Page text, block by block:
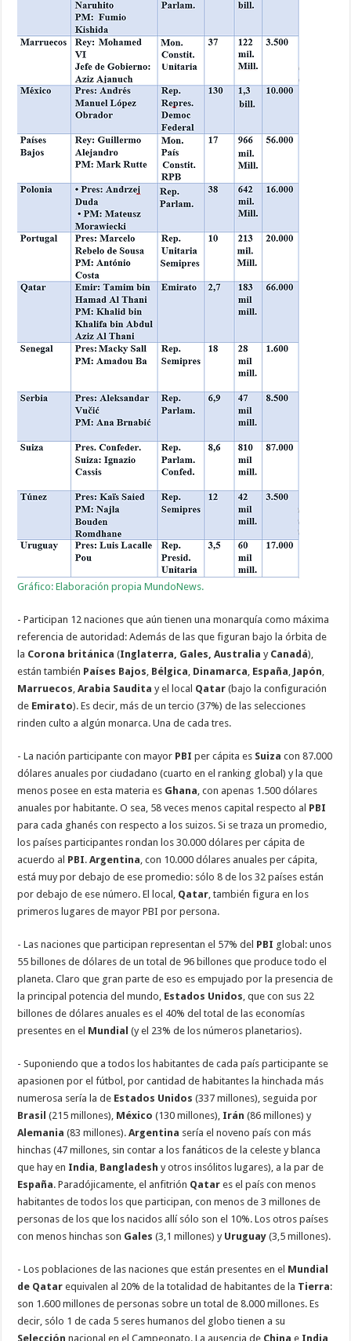
Gráfico: Elaboración propia MundoNews.
- Participan 12 naciones que aún tienen una monarquía como máxima
referencia de autoridad: Además de las que figuran bajo la órbita de
la Corona británica (Inglaterra, Gales, Australia y Canadá),
están también Países Bajos, Bélgica, Dinamarca, España, Japón,
Marruecos,Arabia Saudita y el local Qatar (bajo la configuración
de Emirato). Es decir, más de un tercio (37%) de las selecciones
rinden culto a algún monarca. Una de cada tres.
- La nación participante con mayor PBI per cápita es Suiza con 87.000
dólares anuales por ciudadano (cuarto en el ranking global) y la que
menos posee en esta materia es Ghana, con apenas 1.500 dólares
anuales por habitante. O sea, 58 veces menos capital respecto al PBI
para cada ghanés con respecto a los suizos. Si se traza un promedio,
los países participantes rondan los 30.000 dólares per cápita de
acuerdo al PBI.Argentina, con 10.000 dólares anuales per cápita,
está muy por debajo de ese promedio: sólo 8 de los 32 países están
por debajo de ese número. El local, Qatar, también figura en los
primeros lugares de mayor PBI por persona.
- Las naciones que participan representan el 57% del PBI global: unos
55 billones de dólares de un total de 96 billones que produce todo el
planeta. Claro que gran parte de eso es empujado por la presencia de
la principal potencia del mundo, Estados Unidos, que con sus 22
billones de dólares anuales es el 40% del total de las economías
presentes en el Mundial (y el 23% de los números planetarios).
- Suponiendo que a todos los habitantes de cada país participante se
apasionen por el fútbol, por cantidad de habitantes la hinchada más
numerosa sería la de Estados Unidos (337 millones), seguida por
Brasil (215 millones), México (130 millones), Irán(86 millones) y
Alemania (83 millones).Argentina sería el noveno país con más
hinchas (47 millones, sin contar a los fanáticos de la celeste y blanca
que hay en India, Bangladesh y otros insólitos lugares), a la par de
España. Paradójicamente, el anfitrión Qatar es el país con menos
habitantes de todos los que participan, con menos de 3 millones de
personas de los que los nacidos allí sólo son el 10%. Los otros países
con menos hinchas son Gales (3,1 millones) yUruguay (3,5 millones).
- Los poblaciones de las naciones que están presentes en el Mundial
de Qatar equivalen al 20% de la totalidad de habitantes de la Tierra:
son 1.600 millones de personas sobre un total de 8.000 millones. Es
decir, sólo 1 de cada 5 seres humanos del globo tienen a su
Selección nacional en el Campeonato. La ausencia de China e India